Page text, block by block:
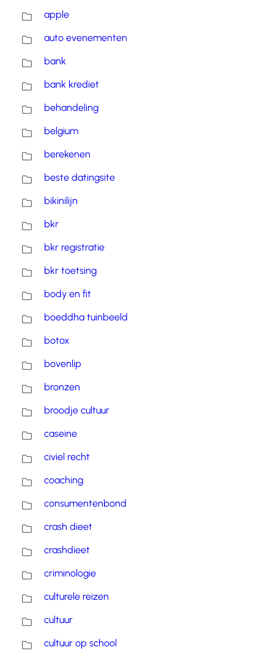
apple
auto evenementen
bank
bank krediet
behandeling
belgium
berekenen
beste datingsite
bikinilijn
bkr
bkr registratie
bkr toetsing
body en fit
boeddha tuinbeeld
botox
bovenlip
bronzen
broodje cultuur
caseine
civiel recht
coaching
consumentenbond
crash dieet
crashdieet
criminologie
culturele reizen
cultuur
cultuur op school